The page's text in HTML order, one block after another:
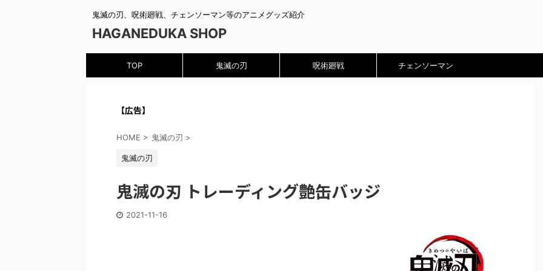
鬼滅の刃、呪術廻戦、チェンソーマン等のアニメグッズ紹介
HAGANEDUKA SHOP
TOP 鬼滅の刃 呪術廻戦 チェンソーマン
【広告】
HOME > 鬼滅の刃 >
鬼滅の刃
鬼滅の刃 トレーディング艶缶バッジ
2021-11-16